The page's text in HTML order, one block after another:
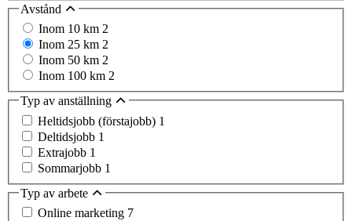
Avstånd
Inom 10 km 2
Inom 25 km 2
Inom 50 km 2
Inom 100 km 2
Typ av anställning
Heltidsjobb (förstajobb) 1
Deltidsjobb 1
Extrajobb 1
Sommarjobb 1
Typ av arbete
Online marketing 7